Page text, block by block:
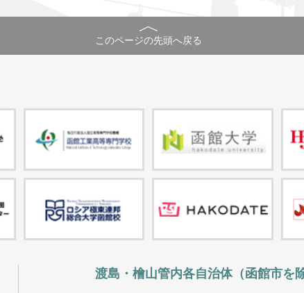
このページの先頭へ戻る
渡島・檜山管内各自治体（函館市を